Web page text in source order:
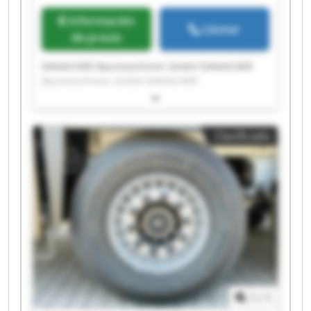
Información
de precio
Llamar
Baumaschinen GmbH DANACHER
Baumaschinen GmbH DANACHER
Baumaschinen GmbH DANACHER
Baumaschinen GmbH DANACHER
Baumaschinen GmbH DANACHER
Baumaschinen GmbH DANACHER
Baumaschinen GmbH DANACHER
Baumaschinen GmbH DANACHER
Baumaschinen GmbH DANACHER
Baumaschinen GmbH DANACHER
Baumaschinen GmbH DANACHER
Baumaschinen GmbH DANACHER
Baumaschinen GmbH DANACHER
Baumaschinen GmbH DANACHER